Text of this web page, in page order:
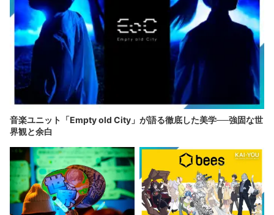
音楽ユニット「Empty old City」が語る徹底した美学──強固な世
界観と余白